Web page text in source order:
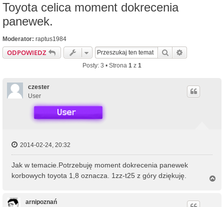
Toyota celica moment dokrecenia
panewek.
Moderator: raptus1984
ODPOWIEDZ Szukaj
Posty: 3 • Strona 1 z 1
czester
User
2014-02-24, 20:32
Jak w temacie.Potrzebuję moment dokrecenia panewek
korbowych toyota 1,8 oznacza. 1zz-t25 z góry dziękuję.
arnipoznań